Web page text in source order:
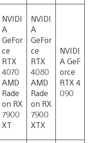
NVIDI
A
GeFor
ce
RTX
4070
AMD
Rade
on RX
7900
XT
NVIDI
A
GeFor
ce
RTX
4080
AMD
Rade
on RX
7900
XTX
NVIDI
A GeF
orce
RTX 4
090